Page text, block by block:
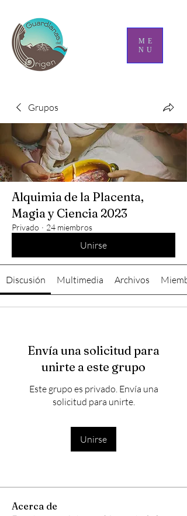
ME
NU
Grupos
Alquimia de la Placenta,
Magia y Ciencia 2023
Privado · 24 miembros
Unirse
Discusión Multimedia Archivos
Envía una solicitud para
unirte a este grupo
Este grupo es privado. Envía una
solicitud para unirte.
Unirse
Acerca de